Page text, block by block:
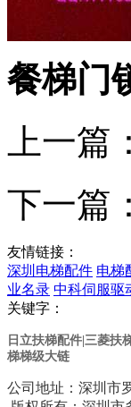
餐梯门
上一篇：
下一篇：
友情链接：
深圳电梯配件 电梯
业名录 中科伺服驱
关键字：
日立扶梯配件|三菱扶
梯梯级大链
公司地址：深圳市